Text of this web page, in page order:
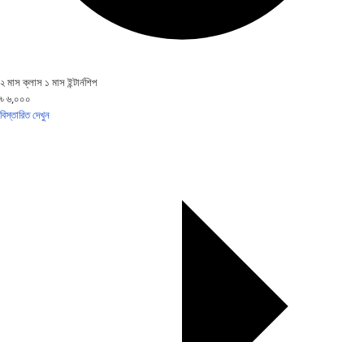
২ মাস ক্লাস ১ মাস ইন্টার্নশিপ
৳ ৬,০০০
বিস্তারিত দেখুন